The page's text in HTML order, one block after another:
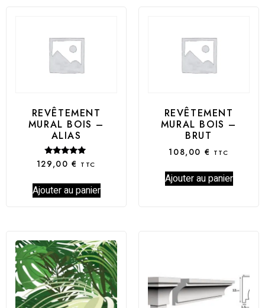
REVÊTEMENT
MURAL BOIS –
ALIAS
Note
5.00
129,00€ TTC
Ajouter au panier
REVÊTEMENT
MURAL BOIS –
BRUT
108,00 € TTC
Ajouter au panier